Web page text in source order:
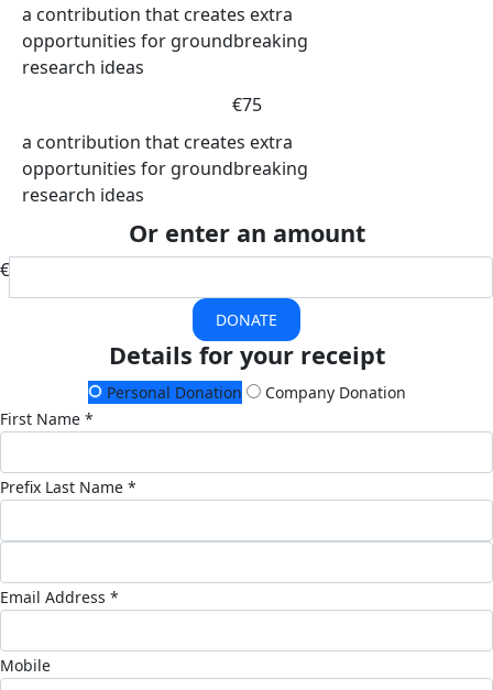
a contribution that creates extra
opportunities for groundbreaking
research ideas
€75
a contribution that creates extra
opportunities for groundbreaking
research ideas
Or enter an amount
€
DONATE
Details for your receipt
Personal Donation
Company Donation
First Name *
Prefix Last Name *
Email Address *
Mobile